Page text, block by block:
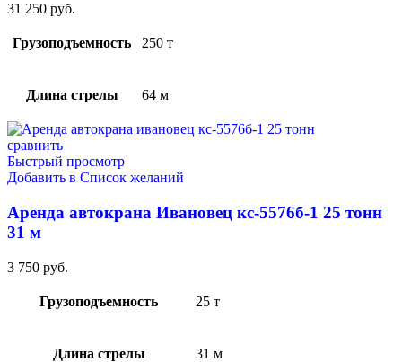
31 250 руб.
Грузоподъемность 250 т
Длина стрелы 64 м
сравнить
Быстрый просмотр
Добавить в Список желаний
Аренда автокрана Ивановец кс-5576б-1 25 тонн
31 м
3 750 руб.
Грузоподъемность 25 т
Длина стрелы 31 м